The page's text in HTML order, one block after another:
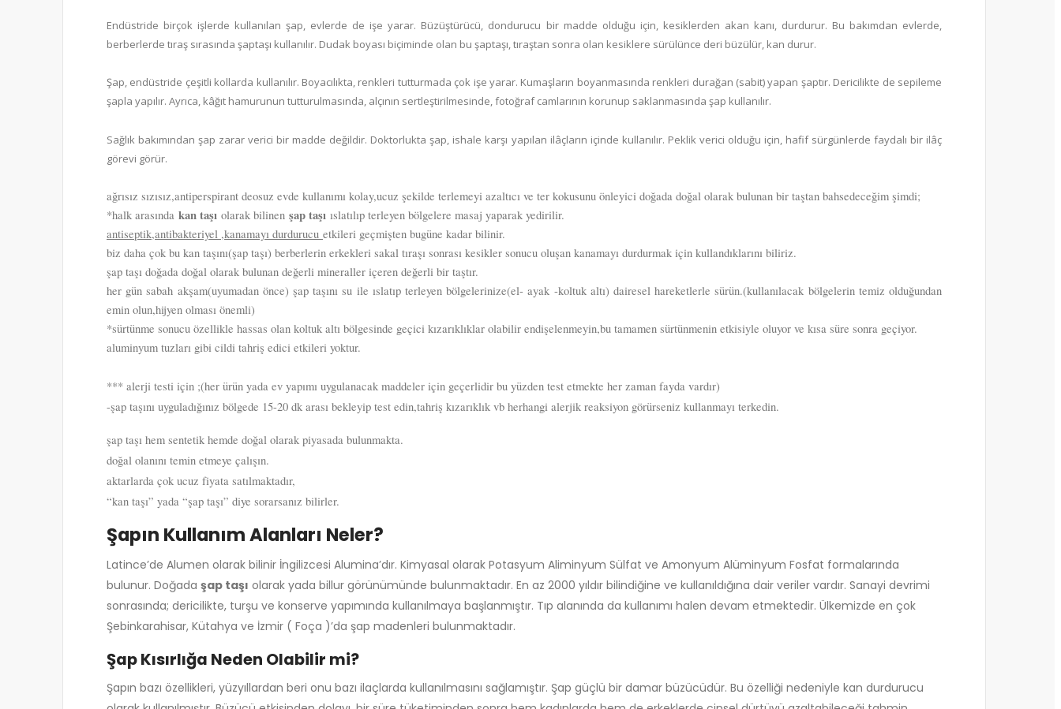
Endüstride birçok işlerde kullanılan şap, evlerde de işe yarar. Büzüştürücü, dondurucu bir madde olduğu için, kesiklerden akan kanı, durdurur. Bu bakımdan evlerde,
berberlerde tıraş sırasında şaptaşı kullanılır. Dudak boyası biçiminde olan bu şaptaşı, tıraştan sonra olan kesiklere sürülünce deri büzülür, kan durur.
Şap, endüstride çeşitli kollarda kullanılır. Boyacılıkta, renkleri tutturmada çok işe yarar. Kumaşların boyanmasında renkleri durağan (sabit) yapan şaptır. Dericilikte de sepileme
şapla yapılır. Ayrıca, kâğıt hamurunun tutturulmasında, alçının sertleştirilmesinde, fotoğraf camlarının korunup saklanmasında şap kullanılır.
Sağlık bakımından şap zarar verici bir madde değildir. Doktorlukta şap, ishale karşı yapılan ilâçların içinde kullanılır. Peklik verici olduğu için, hafif sürgünlerde faydalı bir ilâç
görevi görür.
ağrısız sızısız,antiperspirant deosuz evde kullanımı kolay,ucuz şekilde terlemeyi azaltıcı ve ter kokusunu önleyici doğada doğal olarak bulunan bir taştan bahsedeceğim şimdi;
*halk arasında kan taşı olarak bilinen şap taşı ıslatılıp terleyen bölgelere masaj yaparak yedirilir.
antiseptik,antibakteriyel ,kanamayı durdurucu etkileri geçmişten bugüne kadar bilinir.
biz daha çok bu kan taşını(şap taşı) berberlerin erkekleri sakal tıraşı sonrası kesikler sonucu oluşan kanamayı durdurmak için kullandıklarını biliriz.
şap taşı doğada doğal olarak bulunan değerli mineraller içeren değerli bir taştır.
her gün sabah akşam(uyumadan önce) şap taşını su ile ıslatıp terleyen bölgelerinize(el- ayak -koltuk altı) dairesel hareketlerle sürün.(kullanılacak bölgelerin temiz olduğundan
emin olun,hijyen olması önemli)
*sürtünme sonucu özellikle hassas olan koltuk altı bölgesinde geçici kızarıklıklar olabilir endişelenmeyin,bu tamamen sürtünmenin etkisiyle oluyor ve kısa süre sonra geçiyor.
aluminyum tuzları gibi cildi tahriş edici etkileri yoktur.
*** alerji testi için ;(her ürün yada ev yapımı uygulanacak maddeler için geçerlidir bu yüzden test etmekte her zaman fayda vardır)
-şap taşını uyguladığınız bölgede 15-20 dk arası bekleyip test edin,tahriş kızarıklık vb herhangi alerjik reaksiyon görürseniz kullanmayı terkedin.
şap taşı hem sentetik hemde doğal olarak piyasada bulunmakta.
doğal olanını temin etmeye çalışın.
aktarlarda çok ucuz fiyata satılmaktadır,
“kan taşı” yada “şap taşı” diye sorarsanız bilirler.
Şapın Kullanım Alanları Neler?
Latince’de Alumen olarak bilinir İngilizcesi Alumina’dır. Kimyasal olarak Potasyum Aliminyum Sülfat ve Amonyum Alüminyum Fosfat formalarında
bulunur. Doğada şap taşı olarak yada billur görünümünde bulunmaktadır. En az 2000 yıldır bilindiğine ve kullanıldığına dair veriler vardır. Sanayi devrimi
sonrasında; dericilikte, turşu ve konserve yapımında kullanılmaya başlanmıştır. Tıp alanında da kullanımı halen devam etmektedir. Ülkemizde en çok
Şebinkarahisar, Kütahya ve İzmir ( Foça )’da şap madenleri bulunmaktadır.
Şap Kısırlığa Neden Olabilir mi?
Şapın bazı özellikleri, yüzyıllardan beri onu bazı ilaçlarda kullanılmasını sağlamıştır. Şap güçlü bir damar büzücüdür. Bu özelliği nedeniyle kan durdurucu